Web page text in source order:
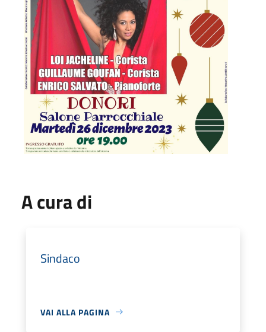
A cura di
Sindaco
VAI ALLA PAGINA